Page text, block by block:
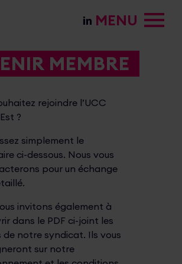
MENU
MEMBRE
rejoindre l’UCC
?
simplement le
ci-dessous. Nous vous
pour un échange
invitons également à
dans le PDF ci-joint les
notre syndicat. Ils vous
sur notre